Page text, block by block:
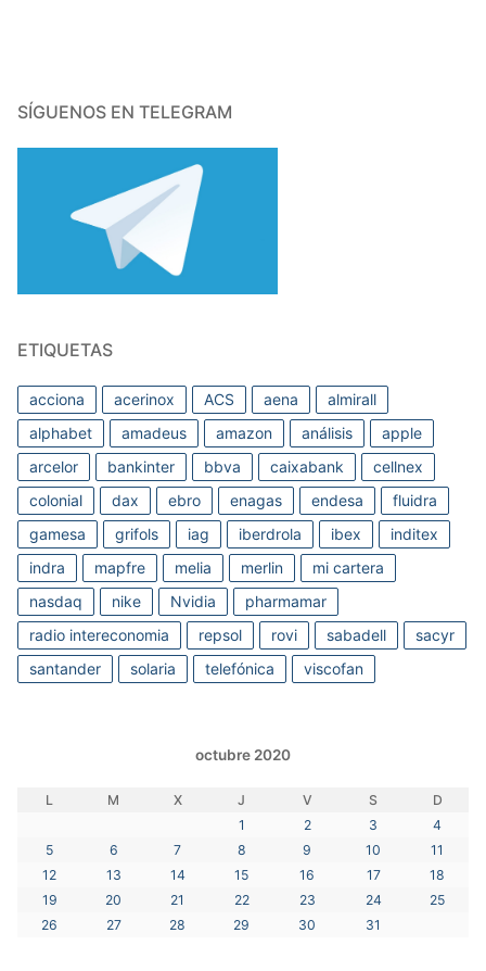
SÍGUENOS EN TELEGRAM
ETIQUETAS
acciona acerinox ACS aena
almirall
alphabet
amadeus amazon análisis
apple
arcelor
bankinter bbva caixabank
cellnex
colonial
dax ebro enagas endesa
fluidra
gamesa
grifols iag iberdrola ibex
inditex
indra
mapfre melia merlin
mi cartera
nasdaq
nike Nvidia
pharmamar
radio intereconomia
repsol rovi sabadell
sacyr
santander
solaria telefónica viscofan
octubre 2020
L M X J V S
D
1
2 3
4
5
6 7 8 9 10
11
12
13 14 15 16 17
18
19
20 21 22 23 24
25
26
27 28 29 30 31